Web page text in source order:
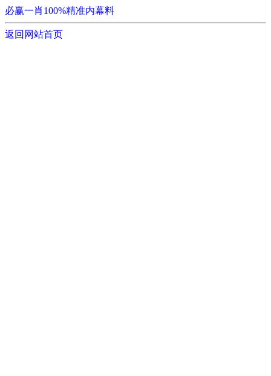
必赢一肖100%精准内幕料
返回网站首页